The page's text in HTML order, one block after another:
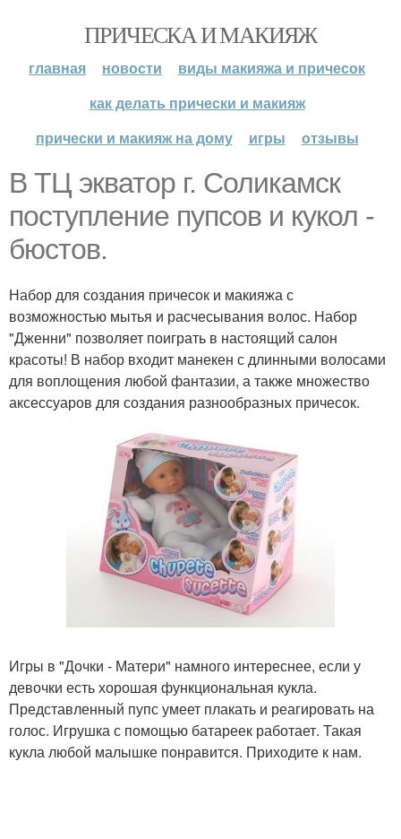
ПРИЧЕСКА И МАКИЯЖ
главная новости
виды макияжа и причесок
как делать прически и макияж
прически и макияж на дому
игры отзывы
В ТЦ экватор г. Соликамск
поступление пупсов и кукол -
бюстов.
Набор для создания причесок и макияжа с
возможностью мытья и расчесывания волос. Набор
"Дженни" позволяет поиграть в настоящий салон
красоты! В набор входит манекен с длинными волосами
для воплощения любой фантазии, а также множество
аксессуаров для создания разнообразных причесок.
Игры в "Дочки - Матери" намного интереснее, если у
девочки есть хорошая функциональная кукла.
Представленный пупс умеет плакать и реагировать на
голос. Игрушка с помощью батареек работает. Такая
кукла любой малышке понравится. Приходите к нам.